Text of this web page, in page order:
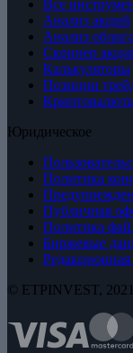
Все
Анализ акций
Анализ
Скринер
Калькуляторы
Позиции
Юридическое
Политика
Публичная
Политика
Биржевые
© ETPINVEST,